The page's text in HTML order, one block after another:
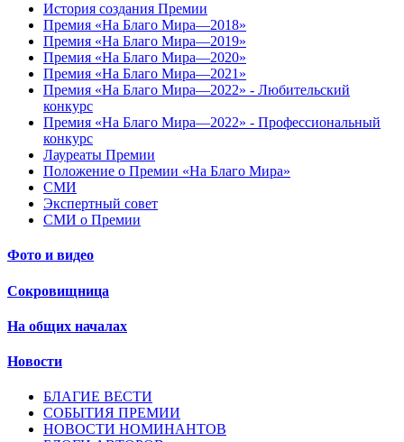
История создания Премии
Премия «На Благо Мира—2018»
Премия «На Благо Мира—2019»
Премия «На Благо Мира—2020»
Премия «На Благо Мира—2021»
Премия «На Благо Мира—2022» - Любительский
конкурс
Премия «На Благо Мира—2022» - Профессиональный
конкурс
Лауреаты Премии
Положение о Премии «На Благо Мира»
СМИ
Экспертный совет
СМИ о Премии
Фото и видео
Сокровищница
На общих началах
Новости
БЛАГИЕ ВЕСТИ
СОБЫТИЯ ПРЕМИИ
НОВОСТИ НОМИНАНТОВ